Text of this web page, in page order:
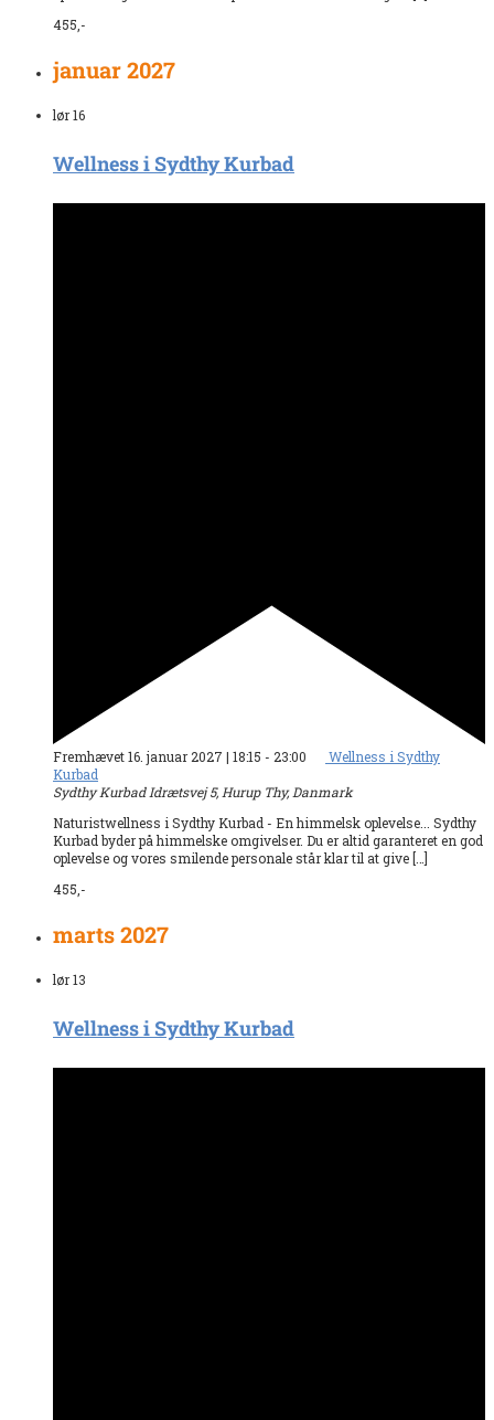
455,-
januar 2027
lør16
Wellness i Sydthy Kurbad
Fremhævet16. januar 2027 | 18:15 - 23:00
Wellness i Sydthy
Kurbad
Sydthy KurbadIdrætsvej 5, Hurup Thy, Danmark
Naturistwellness i Sydthy Kurbad - En himmelsk oplevelse... Sydthy
Kurbad byder på himmelske omgivelser. Du er altid garanteret en god
oplevelse og vores smilende personale står klar til at give […]
455,-
marts 2027
lør13
Wellness i Sydthy Kurbad